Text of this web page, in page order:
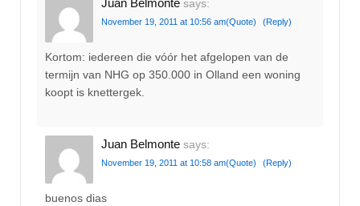
says:
November 19, 2011 at 10:56 am(Quote) (Reply)
Kortom: iedereen die vóór het afgelopen van de
termijn van NHG op 350.000 in Olland een woning
koopt is knettergek.
Juan Belmonte says:
November 19, 2011 at 10:58 am(Quote) (Reply)
buenos dias